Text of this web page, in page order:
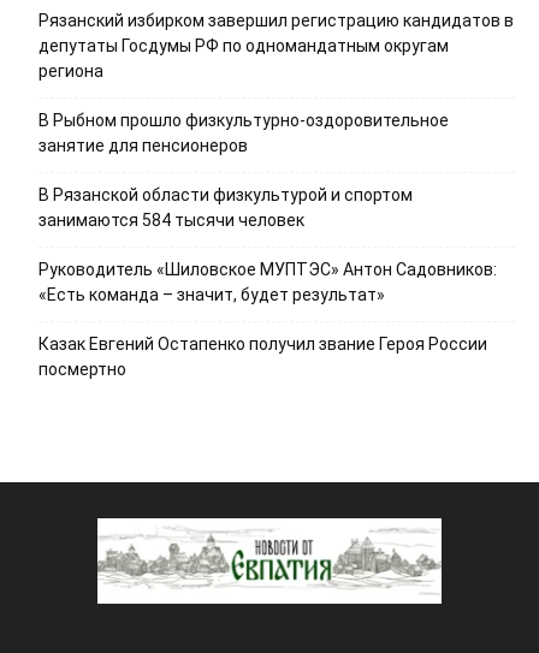
Рязанский избирком завершил регистрацию кандидатов в
депутаты Госдумы РФ по одномандатным округам
региона
В Рыбном прошло физкультурно-оздоровительное
занятие для пенсионеров
В Рязанской области физкультурой и спортом
занимаются 584 тысячи человек
Руководитель «Шиловское МУПТЭС» Антон Садовников:
«Есть команда – значит, будет результат»
Казак Евгений Остапенко получил звание Героя России
посмертно